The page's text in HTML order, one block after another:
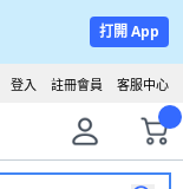
打開 App
客服中心
註冊會員
登入